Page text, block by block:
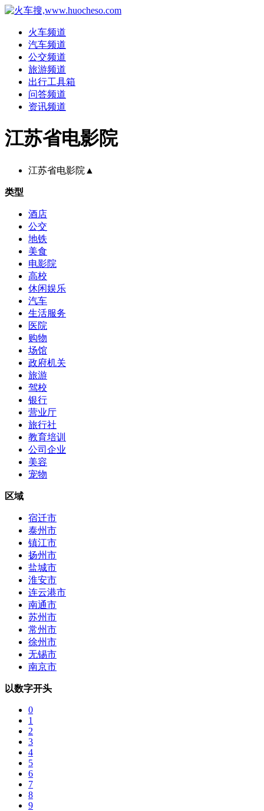
火车频道
汽车频道
公交频道
旅游频道
出行工具箱
问答频道
资讯频道
江苏省电影院
江苏省电影院 ▲
类型
酒店
公交
地铁
美食
电影院
高校
休闲娱乐
汽车
生活服务
医院
购物
场馆
政府机关
旅游
驾校
银行
营业厅
旅行社
教育培训
公司企业
美容
宠物
区域
宿迁市
泰州市
镇江市
扬州市
盐城市
淮安市
连云港市
南通市
苏州市
常州市
徐州市
无锡市
南京市
以数字开头
0
1
2
3
4
5
6
7
8
9